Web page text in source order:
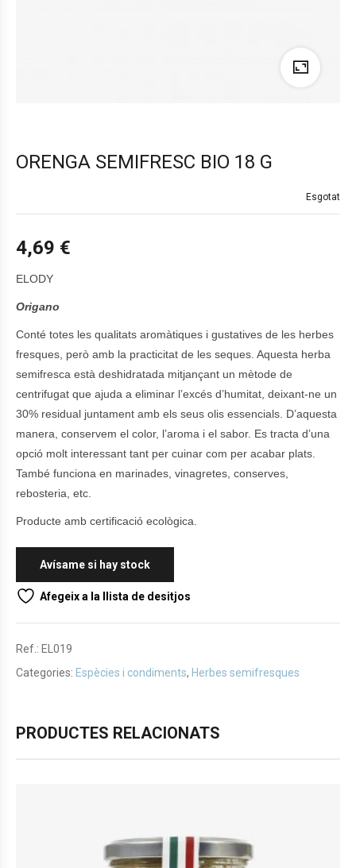
ORENGA SEMIFRESC BIO 18 G
Esgotat
4,69 €
ELODY
Origano
Conté totes les qualitats aromàtiques i gustatives de les herbes
fresques, però amb la practicitat de les seques. Aquesta herba
semifresca està deshidratada mitjançant un mètode de
centrifugat que ajuda a eliminar l’excés d’humitat, deixant-ne un
30% residual juntament amb els seus olis essencials. D’aquesta
manera, conservem el color, l’aroma i el sabor. Es tracta d’una
opció molt interessant tant per cuinar com per acabar plats.
També funciona en marinades, vinagretes, conserves,
rebosteria, etc.
Producte amb certificació ecològica.
Afegeix a la llista de desitjos
Ref.: EL019
Categories: Espècies i condiments, Herbes semifresques
PRODUCTES RELACIONATS